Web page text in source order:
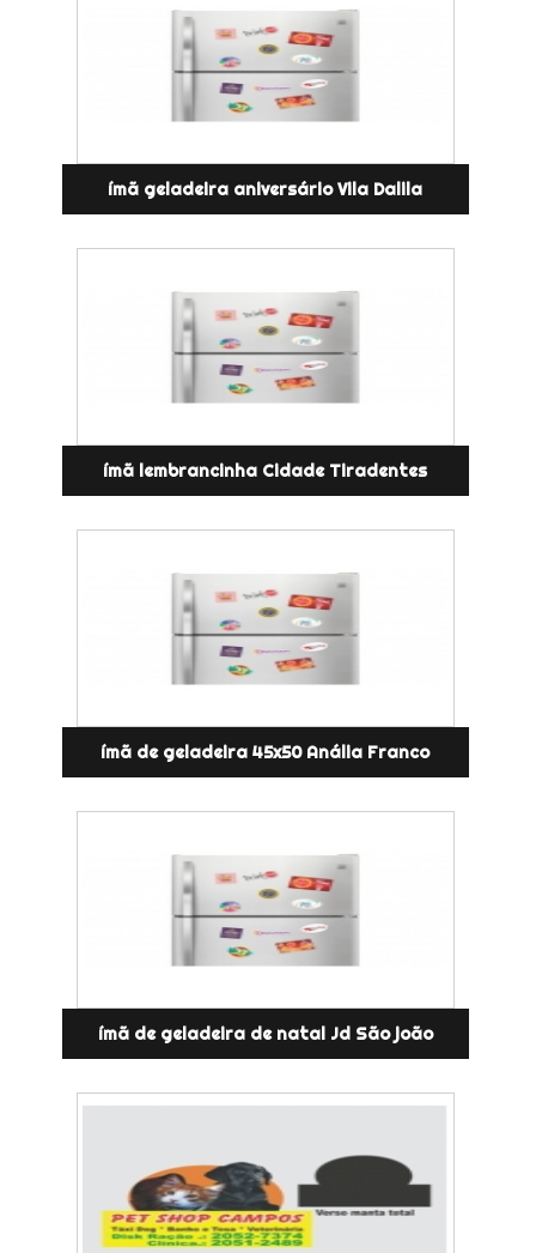
ímã geladeira aniversário Vila Dalila
ímã lembrancinha Cidade Tiradentes
ímã de geladeira 45x50 Anália Franco
ímã de geladeira de natal Jd São joão